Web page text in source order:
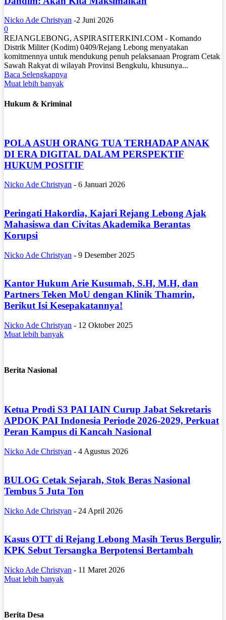
Nicko Ade Christyan -2 Juni 2026
0
REJANGLEBONG, ASPIRASITERKINI.COM - Komando
Distrik Militer (Kodim) 0409/Rejang Lebong menyatakan
komitmennya untuk mendukung penuh pelaksanaan Program Cetak
Sawah Rakyat di wilayah Provinsi Bengkulu, khusunya...
Baca Selengkapnya
Muat lebih banyak
Hukum & Kriminal
POLA ASUH ORANG TUA TERHADAP ANAK
DI ERA DIGITAL DALAM PERSPEKTIF
HUKUM POSITIF
Nicko Ade Christyan - 6 Januari 2026
Peringati Hakordia, Kajari Rejang Lebong Ajak
Mahasiswa dan Civitas Akademika Berantas
Korupsi
Nicko Ade Christyan - 9 Desember 2025
Kantor Hukum Arie Kusumah, S.H, M.H, dan
Partners Teken MoU dengan Klinik Thamrin,
Berikut Isi Kesepakatannya!
Nicko Ade Christyan - 12 Oktober 2025
Muat lebih banyak
Berita Nasional
Ketua Prodi S3 PAI IAIN Curup Jabat Sekretaris
APDOK PAI Indonesia Periode 2026-2029, Perkuat
Peran Kampus di Kancah Nasional
Nicko Ade Christyan - 4 Agustus 2026
BULOG Cetak Sejarah, Stok Beras Nasional
Tembus 5 Juta Ton
Nicko Ade Christyan - 24 April 2026
Kasus OTT di Rejang Lebong Masih Terus Bergulir,
KPK Sebut Tersangka Berpotensi Bertambah
Nicko Ade Christyan - 11 Maret 2026
Muat lebih banyak
Berita Desa